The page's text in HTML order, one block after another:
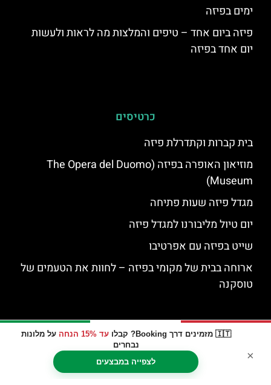
🇮🇹 מזמינים דרך Booking? קבלו עד 15% הנחה
על מלונות
נבחרים
לצפייה במבצעים
×
ימים בפיזה
פיזה ביום אחד – טיפים והמלצות מה לראות ולעשות
יום אחד בפיזה
כרטיסים
בית קברות וקתדרלת פיזה
מוזיאון האופרה בפיזה (The Opera del Duomo
Museum)
מגדל פיזה שעות פתיחה
יום טיול מליבורנו למגדל פיזה
שייט בפיזה עם אפרטיבו
ארוחה בבית של מקומי בפיזה – לחוות את הטעמים של
טוסקנה